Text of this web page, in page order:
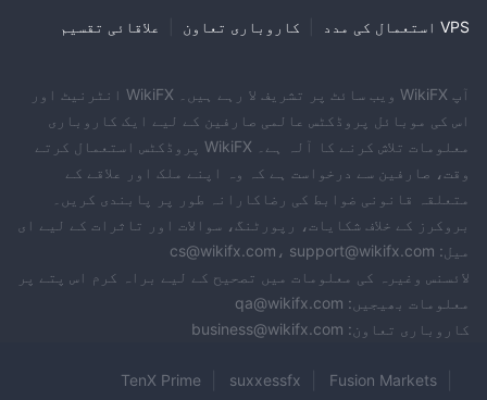
VPS استعمال کی مدد کاروباری تعاون علاقائی تقسیم
آپ WikiFX ویب سائٹ پر تشریف لا رہے ہیں۔ WikiFX انٹرنیٹ اور
اس کی موبائل پروڈکٹس عالمی صارفین کے لیے ایک کاروباری
معلومات تلاش کرنے کا آلہ ہے۔ WikiFX پروڈکٹس استعمال کرتے
وقت، صارفین سے درخواست ہے کہ وہ اپنے ملک اور علاقے کے
متعلقہ قانونی ضوابط کی رضاکارانہ طور پر پابندی کریں۔
بروکرز کے خلاف شکایات، رپورٹنگ، سوالات اور تاثرات کے لیے ای
میل: cs@wikifx.com، support@wikifx.com
لائسنس وغیرہ کی معلومات میں تصحیح کے لیے براہ کرم اس پتے پر
معلومات بھیجیں: qa@wikifx.com
کاروباری تعاون: business@wikifx.com
Fusion Markets
suxxessfx
TenX Prime